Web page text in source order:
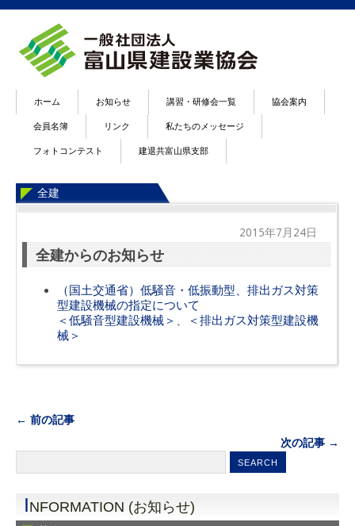
ホーム お知らせ 講習・研修会一覧 協会案内
会員名簿 リンク 私たちのメッセージ
フォトコンテスト 建退共富山県支部
全建
2015年7月24日
全建からのお知らせ
（国土交通省）低騒音・低振動型、排出ガス対策
型建設機械の指定について
＜低騒音型建設機械＞ 、
＜排出ガス対策型建設機
械＞
← 前の記事
次の記事 →
INFORMATION (お知らせ)